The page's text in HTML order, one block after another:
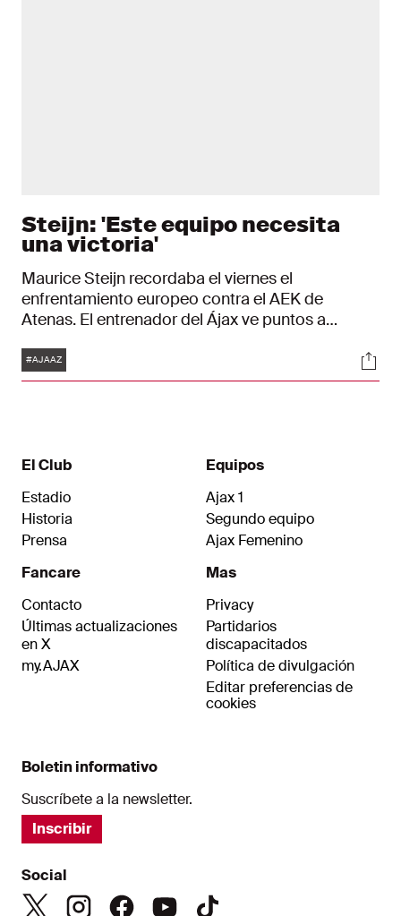
Steijn: 'Este equipo necesita
una victoria'
Maurice Steijn recordaba el viernes el
enfrentamiento europeo contra el AEK de
Atenas. El entrenador del Ájax ve puntos a
en el equipo y está centrado en el partido en casa
contra el AZ.
Etiquetas
#AJAAZ
El Club
Estadio
Historia
Prensa
Fancare
Contacto
Últimas actualizaciones
en X
my.AJAX
Equipos
Ajax 1
Segundo equipo
Ajax Femenino
Mas
Privacy
Partidarios
discapacitados
Política de divulgación
Editar preferencias de
cookies
Boletin informativo
Suscríbete a la newsletter.
Inscribir
Social